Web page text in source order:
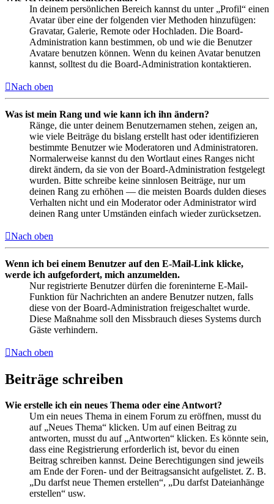
In deinem persönlichen Bereich kannst du unter „Profil“ einen
Avatar über eine der folgenden vier Methoden hinzufügen:
Gravatar, Galerie, Remote oder Hochladen. Die Board-
Administration kann bestimmen, ob und wie die Benutzer
Avatare benutzen können. Wenn du keinen Avatar benutzen
kannst, solltest du die Board-Administration kontaktieren.
Nach oben
Was ist mein Rang und wie kann ich ihn ändern?
Ränge, die unter deinem Benutzernamen stehen, zeigen an,
wie viele Beiträge du bislang erstellt hast oder identifizieren
bestimmte Benutzer wie Moderatoren und Administratoren.
Normalerweise kannst du den Wortlaut eines Ranges nicht
direkt ändern, da sie von der Board-Administration festgelegt
wurden. Bitte schreibe keine sinnlosen Beiträge, nur um
deinen Rang zu erhöhen — die meisten Boards dulden dieses
Verhalten nicht und ein Moderator oder Administrator wird
deinen Rang unter Umständen einfach wieder zurücksetzen.
Nach oben
Wenn ich bei einem Benutzer auf den E-Mail-Link klicke,
werde ich aufgefordert, mich anzumelden.
Nur registrierte Benutzer dürfen die foreninterne E-Mail-
Funktion für Nachrichten an andere Benutzer nutzen, falls
diese von der Board-Administration freigeschaltet wurde.
Diese Maßnahme soll den Missbrauch dieses Systems durch
Gäste verhindern.
Nach oben
Beiträge schreiben
Wie erstelle ich ein neues Thema oder eine Antwort?
Um ein neues Thema in einem Forum zu eröffnen, musst du
auf „Neues Thema“ klicken. Um auf einen Beitrag zu
antworten, musst du auf „Antworten“ klicken. Es könnte sein,
dass eine Registrierung erforderlich ist, bevor du einen
Beitrag schreiben kannst. Deine Berechtigungen sind jeweils
am Ende der Foren- und der Beitragsansicht aufgelistet. Z. B.
„Du darfst neue Themen erstellen“, „Du darfst Dateianhänge
erstellen“ usw.